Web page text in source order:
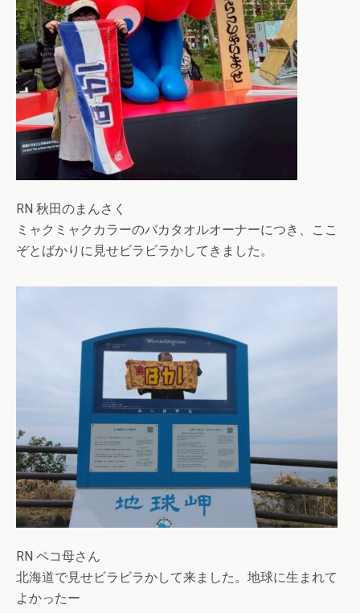
RN 秋田のまんさく
ミャクミャクカラーのバカタオルオーナーにつき、ここ
ぞとばかりに見せビラビラかしてきました。
RN ペコ母さん
北海道で見せビラビラかして来ました。地球に生まれて
よかったー